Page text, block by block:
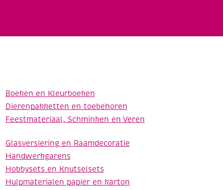
Boeken en Kleurboeken
Dierenpakketten en toebehoren
Feestmateriaal, Schminken en Veren
Glasversiering en Raamdecoratie
Handwerkgarens
Hobbysets en Knutselsets
Hulpmaterialen papier en karton